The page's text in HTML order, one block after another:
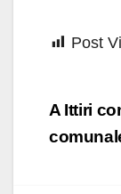
Post
A Ittiri